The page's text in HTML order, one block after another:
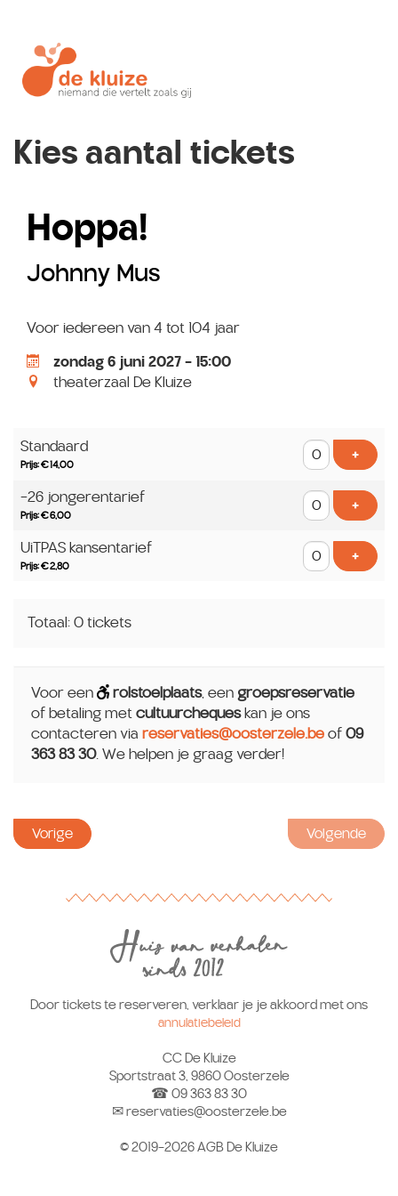
Kies aantal tickets
Hoppa!
Johnny Mus
Voor iedereen van 4 tot 104 jaar
zondag 6 juni 2027 - 15:00
theaterzaal De Kluize
Standaard
Prijs: € 14,00
+Voeg
-26 jongerentarief
Prijs: € 6,00
+Voeg
UiTPAS kansentarief
Prijs: € 2,80
+Voeg
Totaal: 0 tickets
Voor een rolstoelplaats, een groepsreservatie
of betaling met cultuurchequeskan je ons
contacteren via reservaties@oosterzele.be of 09
363 83 30. We helpen je graag verder!
Vorige Volgende
Door tickets te reserveren, verklaar je je akkoord met ons
annulatiebeleid
CC De Kluize
Sportstraat 3, 9860 Oosterzele
☎ 09 363 83 30
✉ reservaties@oosterzele.be
© 2019-2026 AGB De Kluize